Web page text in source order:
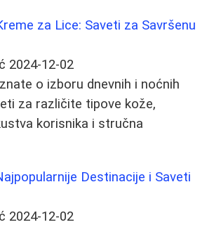
za Lice: Saveti za Savršenu
2024-12-02
o izboru dnevnih i noćnih
za različite tipove kože,
korisnika i stručna
Destinacije i Saveti
2024-12-02